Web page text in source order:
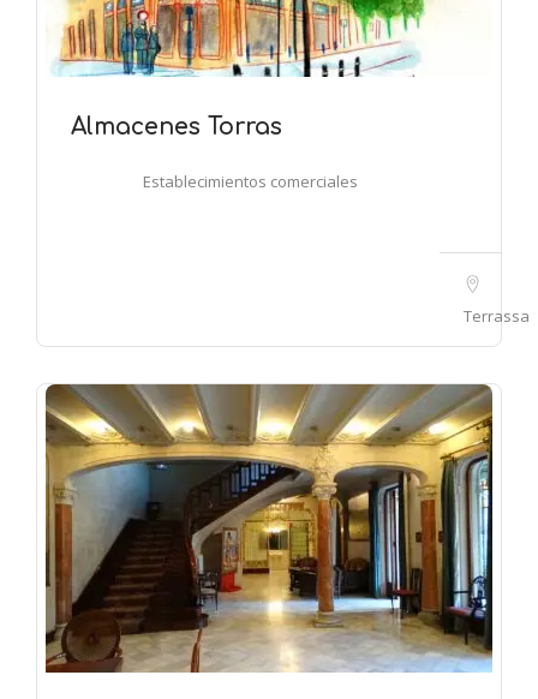
Almacenes Torras
Establecimientos comerciales
Terrassa